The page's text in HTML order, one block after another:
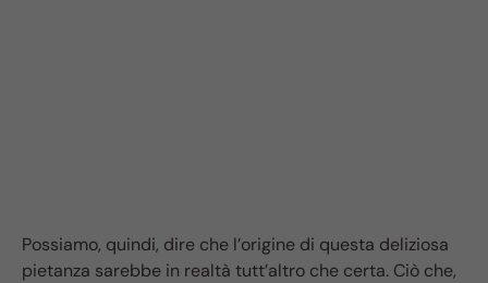
Possiamo, quindi, dire che l’origine di questa deliziosa
pietanza sarebbe in realtà tutt’altro che certa. Ciò che,